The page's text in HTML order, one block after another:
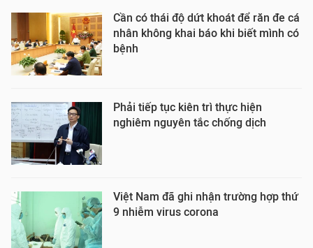
Cần có thái độ dứt khoát để răn đe cá
nhân không khai báo khi biết mình có
bệnh
Phải tiếp tục kiên trì thực hiện
nghiêm nguyên tắc chống dịch
Việt Nam đã ghi nhận trường hợp thứ
9 nhiễm virus corona